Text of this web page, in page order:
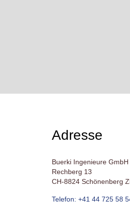
Adresse
Buerki Ingenieure GmbH
Rechberg 13
CH-8824 Schönenberg
Telefon: +41 44 725 58